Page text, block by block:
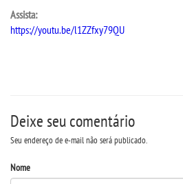
REGIMENTOS
Assista:
https://youtu.be/l1ZZfxy79QU
Deixe seu comentário
Seu endereço de e-mail não será publicado.
Nome